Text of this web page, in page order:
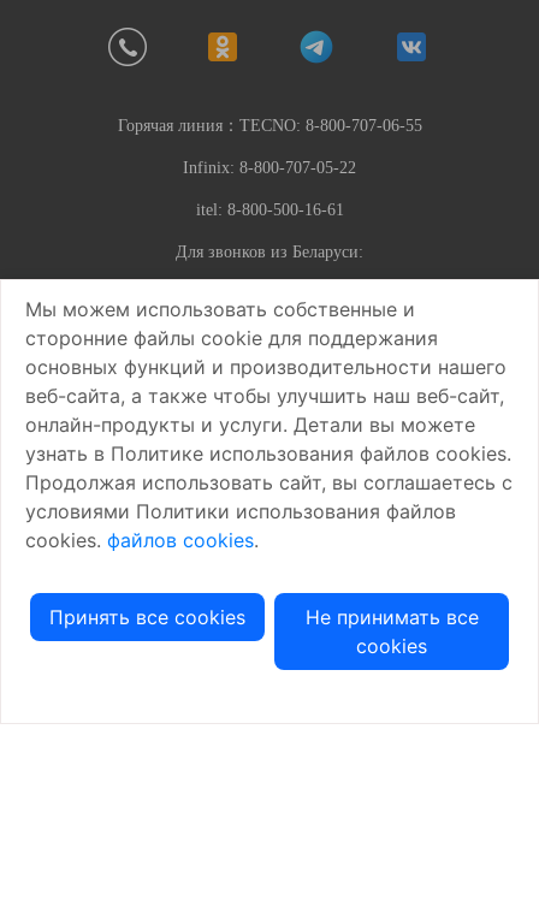
линия
Горячая линия： TECNO: 8-800-707-06-55
Infinix: 8-800-707-05-22
itel: 8-800-500-16-61
Для звонков из Беларуси:
Почта：service.ru@carlcare.com
Мы можем использовать собственные и
сторонние файлы cookie для поддержания
основных функций и производительности нашего
веб-сайта, а также чтобы улучшить наш веб-сайт,
онлайн-продукты и услуги. Детали вы можете
узнать в Политике использования файлов cookies.
Продолжая использовать сайт, вы соглашаетесь с
условиями Политики использования файлов
cookies. файлов cookies.
Принять все cookies
Не принимать все
cookies